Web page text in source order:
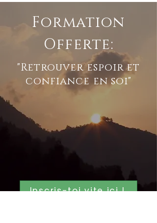
Formation
Offerte:
"Retrouver espoir et
confiance en soi"
Inscris-toi vite ici !